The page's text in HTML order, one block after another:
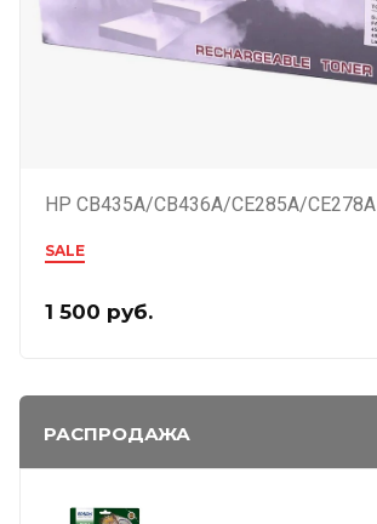
HP CB435A/CB436A/CE285A/CE278A
SALE
1 500 руб.
РАСПРОДАЖА